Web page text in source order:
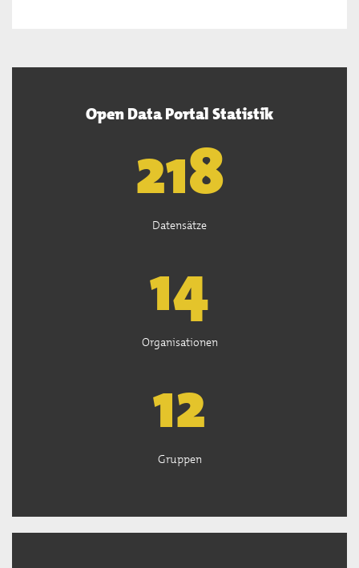
Open Data Portal Statistik
220
Datensätze
15
Organisationen
13
Gruppen